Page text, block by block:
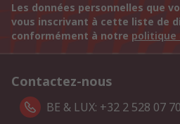
Les données personnelles que
vous inscrivant à cette liste de
conformément à notre politique
Contactez-nous
BE & LUX: +32 2 528 07 70